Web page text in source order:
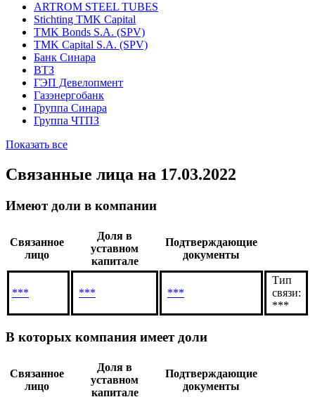
ARTROM STEEL TUBES
Stichting TMK Capital
TMK Bonds S.A. (SPV)
TMK Capital S.A. (SPV)
Банк Синара
ВТЗ
ГЭП Девелопмент
Газэнергобанк
Группа Синара
Группа ЧТПЗ
Показать все
Связанные лица на 17.03.2022
Имеют доли в компании
Связанное
лицо
Доля в
уставном
капитале
Подтверждающие
документы
*** *** ***
Тип
связи:
***
В которых компания имеет доли
Связанное
лицо
Доля в
уставном
капитале
Подтверждающие
документы